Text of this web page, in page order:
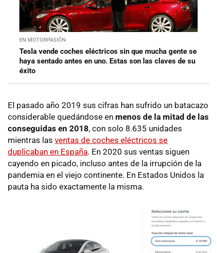
EN MOTORPASIÓN
Tesla vende coches eléctricos sin que mucha gente se
haya sentado antes en uno. Estas son las claves de su
éxito
El pasado año 2019 sus cifras han sufrido un batacazo
considerable quedándose en menos de la mitad de las
conseguidas en 2018, con solo 8.635 unidades
mientras las ventas de coches eléctricos se
duplicaban en España. En 2020 sus ventas siguen
cayendo en picado, incluso antes de la irrupción de la
pandemia en el viejo continente. En Estados Unidos la
pauta ha sido exactamente la misma.